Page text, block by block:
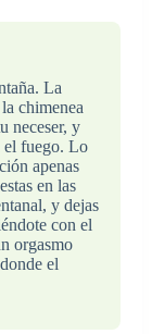
La
chimenea
neceser, y
el fuego. Lo
apenas
en las
y dejas
con el
orgasmo
el